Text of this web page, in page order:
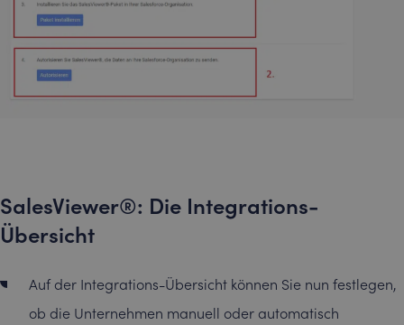
SalesViewer®: Die Integrations-
Übersicht
Auf der Integrations-Übersicht können Sie nun festlegen,
ob die Unternehmen manuell oder automatisch